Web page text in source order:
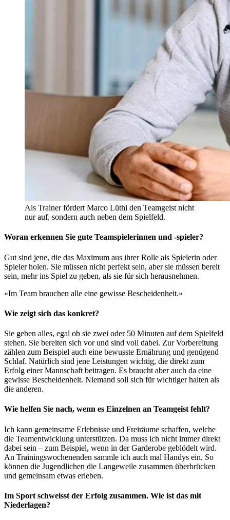
Als Trainer fördert Marco Lüthi den Teamgeist nicht
nur auf, sondern auch neben dem Spielfeld.
Woran erkennen Sie gute Teamspielerinnen und -spieler?
Gut sind jene, die das Maximum aus ihrer Rolle als Spielerin oder
Spieler holen. Sie müssen nicht perfekt sein, aber sie müssen bereit
sein, mehr ins Spiel zu geben, als sie für sich herausnehmen.
«Im Team brauchen alle eine gewisse Bescheidenheit.»
Wie zeigt sich das konkret?
Sie geben alles, egal ob sie zwei oder 50 Minuten auf dem Spielfeld
stehen. Sie bereiten sich vor und sind voll dabei. Zur Vorbereitung
zählen zum Beispiel auch eine bewusste Ernährung und genügend
Schlaf. Natürlich sind jene Leistungen wichtig, die direkt zum
Erfolg einer Mannschaft beitragen. Es braucht aber auch da eine
gewisse Bescheidenheit. Niemand soll sich für wichtiger halten als
die anderen.
Wie helfen Sie nach, wenn es Einzelnen an Teamgeist fehlt?
Ich kann gemeinsame Erlebnisse und Freiräume schaffen, welche
die Teamentwicklung unterstützen. Da muss ich nicht immer direkt
dabei sein – zum Beispiel, wenn in der Garderobe geblödelt wird.
An Trainingswochenenden sammle ich auch mal Handys ein. So
können die Jugendlichen die Langeweile zusammen überbrücken
und gemeinsam etwas erleben.
Im Sport schweisst der Erfolg zusammen. Wie ist das mit
Niederlagen?